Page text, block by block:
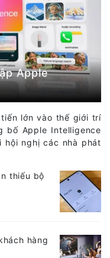
Apple
lớn vào thế giới trí
bố Apple Intelligence
hội nghị các nhà phát
thiếu bộ
hàng